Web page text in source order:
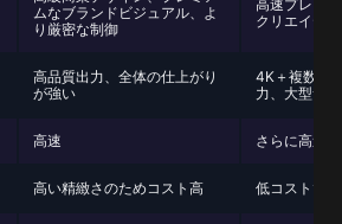
ムなブランドビジュアル、よ
り厳密な制御
高速プレビ
クリエイテ
高品質出力、全体の仕上がり
が強い
4K＋複数画
力、大型サ
高速 さらに高速
高い精緻さのためコスト高 低コストで